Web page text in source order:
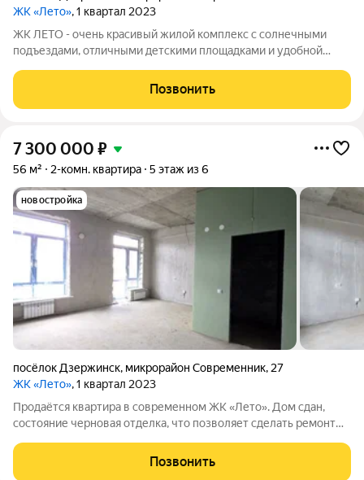
ЖК «Лето», 1 квартал 2023
ЖК ЛЕТО - очень красивый жилой комплекс с солнечными
подъездами, отличными детскими площадками и удобной
подобрать квартиру любой площади от небольшой
однокомнатной - 33,67 кв. м. до большой
Позвонить
7 300 000 ₽
56 м² 2-комн. квартира 5 этаж из 6
новостройка
посёлок Дзержинск, микрорайон Современник, 27
ЖК «Лето», 1 квартал 2023
Продаётся квартира в современном ЖК «Лето». Дом сдан,
состояние черновая отделка, что позволяет сделать ремонт
комплексе ЖК расположен в спокойном, развивающемся
районе с низкой этажностью
Позвонить